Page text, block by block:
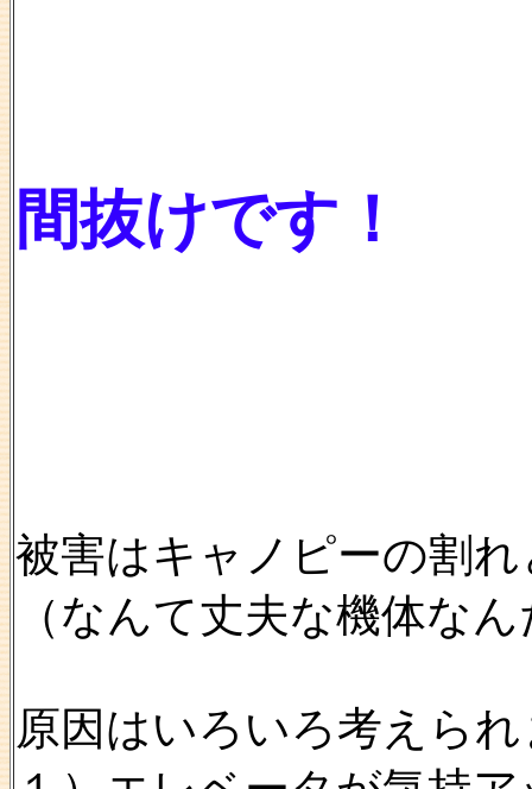
間抜けです！
被害はキャノピーの割
（なんて丈夫な機体な
原因はいろいろ考えら